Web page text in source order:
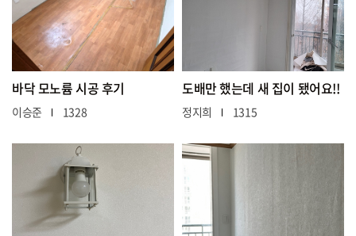
바닥 모노륨 시공 후기
이승준 1328
도배만 했는데 새 집이 됐어요!!
정지희 1315